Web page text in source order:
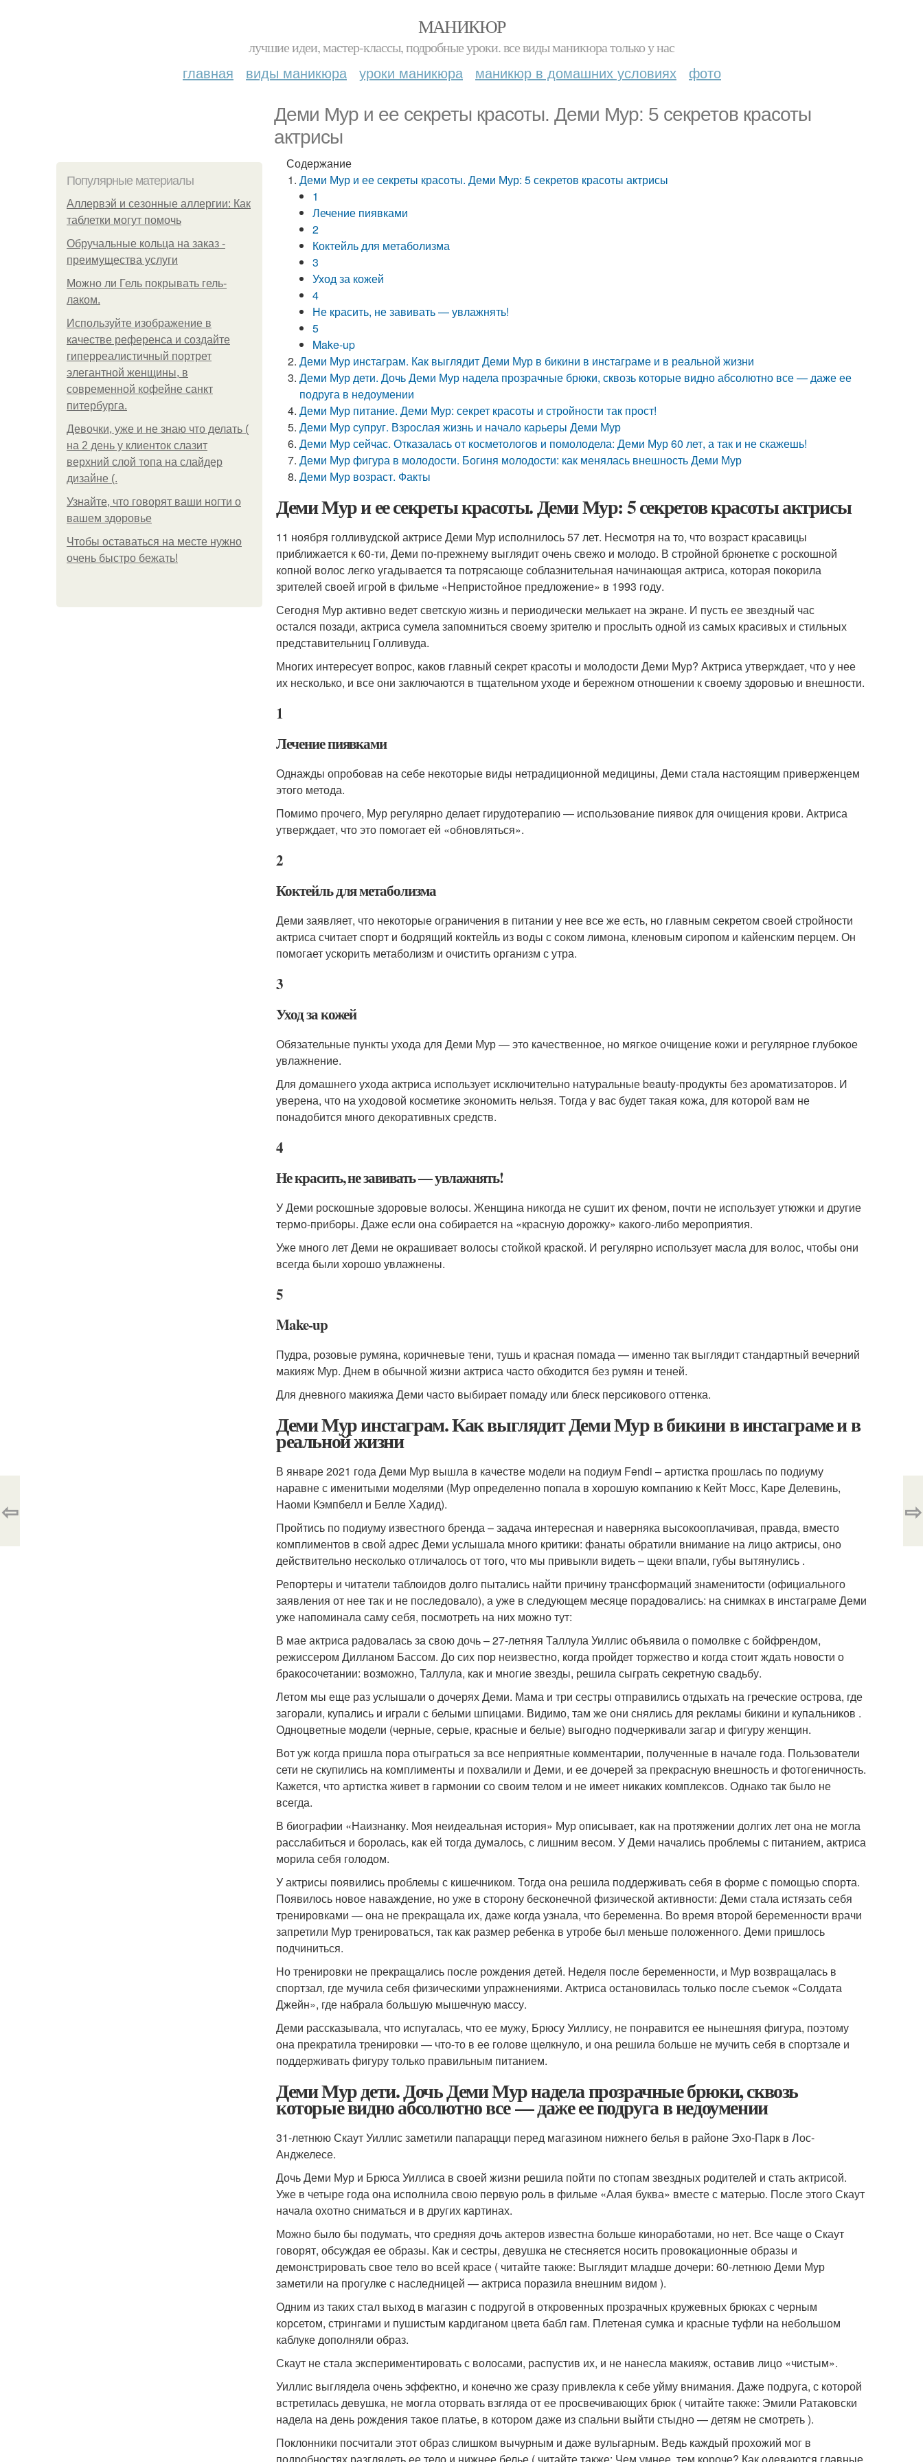
МАНИКЮР
лучшие идеи, мастер-классы, подробные уроки. все виды маникюра только у нас
главная виды маникюра уроки маникюра маникюр в домашних условиях фото
Деми Мур и ее секреты красоты. Деми Мур: 5 секретов красоты
актрисы
Популярные материалы
Аллервэй и сезонные аллергии: Как
таблетки могут помочь
Обручальные кольца на заказ -
преимущества услуги
Можно ли Гель покрывать гель-
лаком.
Используйте изображение в
качестве референса и создайте
гиперреалистичный портрет
элегантной женщины, в
современной кофейне санкт
питербурга.
Девочки, уже и не знаю что делать (
на 2 день у клиенток слазит
верхний слой топа на слайдер
дизайне (.
Узнайте, что говорят ваши ногти о
вашем здоровье
Чтобы оставаться на месте нужно
очень быстро бежать!
Содержание
Деми Мур и ее секреты красоты. Деми Мур: 5 секретов красоты актрисы
1
Лечение пиявками
2
Коктейль для метаболизма
3
Уход за кожей
4
Не красить, не завивать — увлажнять!
5
Make-up
Деми Мур инстаграм. Как выглядит Деми Мур в бикини в инстаграме и в реальной жизни
Деми Мур дети. Дочь Деми Мур надела прозрачные брюки, сквозь которые видно абсолютно все — даже ее
подруга в недоумении
Деми Мур питание. Деми Мур: секрет красоты и стройности так прост!
Деми Мур супруг. Взрослая жизнь и начало карьеры Деми Мур
Деми Мур сейчас. Отказалась от косметологов и помолодела: Деми Мур 60 лет, а так и не скажешь!
Деми Мур фигура в молодости. Богиня молодости: как менялась внешность Деми Мур
Деми Мур возраст. Факты
Деми Мур и ее секреты красоты. Деми Мур: 5 секретов красоты актрисы
11 ноября голливудской актрисе Деми Мур исполнилось 57 лет. Несмотря на то, что возраст красавицы
приближается к 60-ти, Деми по-прежнему выглядит очень свежо и молодо. В стройной брюнетке с роскошной
копной волос легко угадывается та потрясающе соблазнительная начинающая актриса, которая покорила
зрителей своей игрой в фильме «Непристойное предложение» в 1993 году.
Сегодня Мур активно ведет светскую жизнь и периодически мелькает на экране. И пусть ее звездный час
остался позади, актриса сумела запомниться своему зрителю и прослыть одной из самых красивых и стильных
представительниц Голливуда.
Многих интересует вопрос, каков главный секрет красоты и молодости Деми Мур? Актриса утверждает, что у нее
их несколько, и все они заключаются в тщательном уходе и бережном отношении к своему здоровью и внешности.
1
Лечение пиявками
Однажды опробовав на себе некоторые виды нетрадиционной медицины, Деми стала настоящим приверженцем
этого метода.
Помимо прочего, Мур регулярно делает гирудотерапию — использование пиявок для очищения крови. Актриса
утверждает, что это помогает ей «обновляться».
2
Коктейль для метаболизма
Деми заявляет, что некоторые ограничения в питании у нее все же есть, но главным секретом своей стройности
актриса считает спорт и бодрящий коктейль из воды с соком лимона, кленовым сиропом и кайенским перцем. Он
помогает ускорить метаболизм и очистить организм с утра.
3
Уход за кожей
Обязательные пункты ухода для Деми Мур — это качественное, но мягкое очищение кожи и регулярное глубокое
увлажнение.
Для домашнего ухода актриса использует исключительно натуральные beauty-продукты без ароматизаторов. И
уверена, что на уходовой косметике экономить нельзя. Тогда у вас будет такая кожа, для которой вам не
понадобится много декоративных средств.
4
Не красить, не завивать — увлажнять!
У Деми роскошные здоровые волосы. Женщина никогда не сушит их феном, почти не использует утюжки и другие
термо-приборы. Даже если она собирается на «красную дорожку» какого-либо мероприятия.
Уже много лет Деми не окрашивает волосы стойкой краской. И регулярно использует масла для волос, чтобы они
всегда были хорошо увлажнены.
5
Make-up
Пудра, розовые румяна, коричневые тени, тушь и красная помада — именно так выглядит стандартный вечерний
макияж Мур. Днем в обычной жизни актриса часто обходится без румян и теней.
Для дневного макияжа Деми часто выбирает помаду или блеск персикового оттенка.
Деми Мур инстаграм. Как выглядит Деми Мур в бикини в инстаграме и в
реальной жизни
В январе 2021 года Деми Мур вышла в качестве модели на подиум Fendi – артистка прошлась по подиуму
наравне с именитыми моделями (Мур определенно попала в хорошую компанию к Кейт Мосс, Каре Делевинь,
Наоми Кэмпбелл и Белле Хадид).
Пройтись по подиуму известного бренда – задача интересная и наверняка высокооплачивая, правда, вместо
комплиментов в свой адрес Деми услышала много критики: фанаты обратили внимание на лицо актрисы, оно
действительно несколько отличалось от того, что мы привыкли видеть – щеки впали, губы вытянулись .
Репортеры и читатели таблоидов долго пытались найти причину трансформаций знаменитости (официального
заявления от нее так и не последовало), а уже в следующем месяце порадовались: на снимках в инстаграме Деми
уже напоминала саму себя, посмотреть на них можно тут:
В мае актриса радовалась за свою дочь – 27-летняя Таллула Уиллис объявила о помолвке с бойфрендом,
режиссером Дилланом Бассом. До сих пор неизвестно, когда пройдет торжество и когда стоит ждать новости о
бракосочетании: возможно, Таллула, как и многие звезды, решила сыграть секретную свадьбу.
Летом мы еще раз услышали о дочерях Деми. Мама и три сестры отправились отдыхать на греческие острова, где
загорали, купались и играли с белыми шпицами. Видимо, там же они снялись для рекламы бикини и купальников .
Одноцветные модели (черные, серые, красные и белые) выгодно подчеркивали загар и фигуру женщин.
Вот уж когда пришла пора отыграться за все неприятные комментарии, полученные в начале года. Пользователи
сети не скупились на комплименты и похвалили и Деми, и ее дочерей за прекрасную внешность и фотогеничность.
Кажется, что артистка живет в гармонии со своим телом и не имеет никаких комплексов. Однако так было не
всегда.
В биографии «Наизнанку. Моя неидеальная история» Мур описывает, как на протяжении долгих лет она не могла
расслабиться и боролась, как ей тогда думалось, с лишним весом. У Деми начались проблемы с питанием, актриса
морила себя голодом.
У актрисы появились проблемы с кишечником. Тогда она решила поддерживать себя в форме с помощью спорта.
Появилось новое наваждение, но уже в сторону бесконечной физической активности: Деми стала истязать себя
тренировками — она не прекращала их, даже когда узнала, что беременна. Во время второй беременности врачи
запретили Мур тренироваться, так как размер ребенка в утробе был меньше положенного. Деми пришлось
подчиниться.
Но тренировки не прекращались после рождения детей. Неделя после беременности, и Мур возвращалась в
спортзал, где мучила себя физическими упражнениями. Актриса остановилась только после съемок «Солдата
Джейн», где набрала большую мышечную массу.
Деми рассказывала, что испугалась, что ее мужу, Брюсу Уиллису, не понравится ее нынешняя фигура, поэтому
она прекратила тренировки — что-то в ее голове щелкнуло, и она решила больше не мучить себя в спортзале и
поддерживать фигуру только правильным питанием.
Деми Мур дети. Дочь Деми Мур надела прозрачные брюки, сквозь
которые видно абсолютно все — даже ее подруга в недоумении
31-летнюю Скаут Уиллис заметили папарацци перед магазином нижнего белья в районе Эхо-Парк в Лос-
Анджелесе.
Дочь Деми Мур и Брюса Уиллиса в своей жизни решила пойти по стопам звездных родителей и стать актрисой.
Уже в четыре года она исполнила свою первую роль в фильме «Алая буква» вместе с матерью. После этого Скаут
начала охотно сниматься и в других картинах.
Можно было бы подумать, что средняя дочь актеров известна больше киноработами, но нет. Все чаще о Скаут
говорят, обсуждая ее образы. Как и сестры, девушка не стесняется носить провокационные образы и
демонстрировать свое тело во всей красе ( читайте также: Выглядит младше дочери: 60-летнюю Деми Мур
заметили на прогулке с наследницей — актриса поразила внешним видом ).
Одним из таких стал выход в магазин с подругой в откровенных прозрачных кружевных брюках с черным
корсетом, стрингами и пушистым кардиганом цвета бабл гам. Плетеная сумка и красные туфли на небольшом
каблуке дополняли образ.
Скаут не стала экспериментировать с волосами, распустив их, и не нанесла макияж, оставив лицо «чистым».
Уиллис выглядела очень эффектно, и конечно же сразу привлекла к себе уйму внимания. Даже подруга, с которой
встретилась девушка, не могла оторвать взгляда от ее просвечивающих брюк ( читайте также: Эмили Ратаковски
надела на день рождения такое платье, в котором даже из спальни выйти стыдно — детям не смотреть ).
Поклонники посчитали этот образ слишком вычурным и даже вульгарным. Ведь каждый прохожий мог в
⇦ ⇨